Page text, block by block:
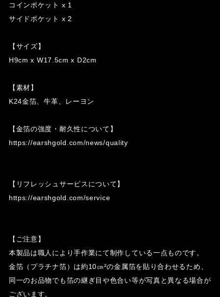
コインポケット x 1
サイドポケット x 2
【サイズ】
H9cm x W17.5cm x D2cm
【素材】
K24金箔、牛革、レーヨン
【金箔の強度・耐久性について】
https://earshgold.com/news/quality
【リフレッシュサービスについて】
https://earshgold.com/service
【ご注意】
本製品は職人により手作業にて制作している一点ものです。
金箔（プラチナ箔）は約10㎝²の金属箔を貼り合わせるため、
同一のお品物でも箔の継ぎ目や色合い等が写真と異なる場合が
ございます。